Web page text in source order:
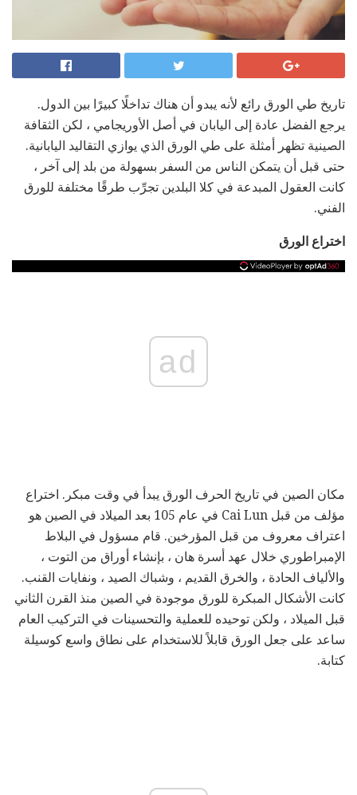
تاريخ طي الورق رائع لأنه يبدو أن هناك تداخلًا كبيرًا بين الدول.
يرجع الفضل عادة إلى اليابان في أصل الأوريجامي ، لكن الثقافة
الصينية تظهر أمثلة على طي الورق الذي يوازي التقاليد اليابانية.
حتى قبل أن يتمكن الناس من السفر بسهولة من بلد إلى آخر ،
كانت العقول المبدعة في كلا البلدين تجرِّب طرقًا مختلفة للورق
الفني.
اختراع الورق
ad
مكان الصين في تاريخ الحرف الورق يبدأ في وقت مبكر. اختراع
مؤلف من قبل Cai Lun في عام 105 بعد الميلاد في الصين هو
اعتراف معروف من قبل المؤرخين. قام مسؤول في البلاط
الإمبراطوري خلال عهد أسرة هان ، بإنشاء أوراق من التوت ،
والألياف الحادة ، والخرق القديم ، وشباك الصيد ، ونفايات القنب.
كانت الأشكال المبكرة للورق موجودة في الصين منذ القرن الثاني
قبل الميلاد ، ولكن توحيده للعملية والتحسينات في التركيب العام
ساعد على جعل الورق قابلاً للاستخدام على نطاق واسع كوسيلة
كتابة.